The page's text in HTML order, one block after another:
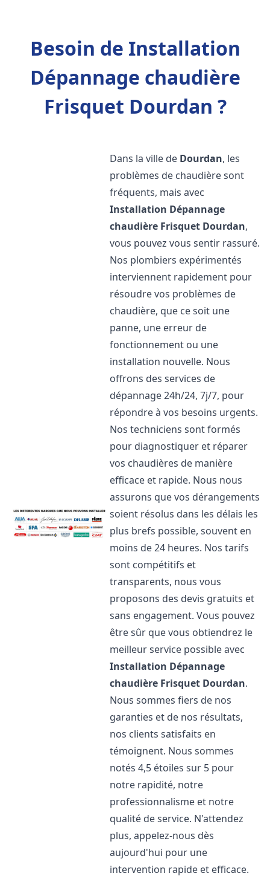
Besoin de Installation
Dépannage chaudière
Frisquet Dourdan ?
Dans la ville de Dourdan, les
problèmes de chaudière sont
fréquents, mais avec
Installation Dépannage
chaudière Frisquet Dourdan,
vous pouvez vous sentir rassuré.
Nos plombiers expérimentés
interviennent rapidement pour
résoudre vos problèmes de
chaudière, que ce soit une
panne, une erreur de
fonctionnement ou une
installation nouvelle. Nous
offrons des services de
dépannage 24h/24, 7j/7, pour
répondre à vos besoins urgents.
Nos techniciens sont formés
pour diagnostiquer et réparer
vos chaudières de manière
efficace et rapide. Nous nous
assurons que vos dérangements
soient résolus dans les délais les
plus brefs possible, souvent en
moins de 24 heures. Nos tarifs
sont compétitifs et
transparents, nous vous
proposons des devis gratuits et
sans engagement. Vous pouvez
être sûr que vous obtiendrez le
meilleur service possible avec
Installation Dépannage
chaudière Frisquet Dourdan.
Nous sommes fiers de nos
garanties et de nos résultats,
nos clients satisfaits en
témoignent. Nous sommes
notés 4,5 étoiles sur 5 pour
notre rapidité, notre
professionnalisme et notre
qualité de service. N'attendez
plus, appelez-nous dès
aujourd'hui pour une
intervention rapide et efficace.